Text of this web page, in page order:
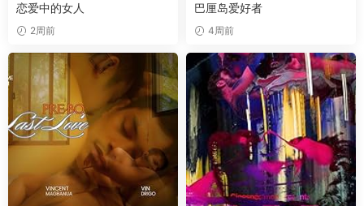
恋爱中的女人
2周前
巴厘岛爱好者
4周前